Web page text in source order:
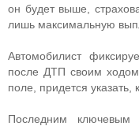
он будет выше,
лишь максимальную
Автомобилист
после ДТП своим
поле, придется
Последним ключевым